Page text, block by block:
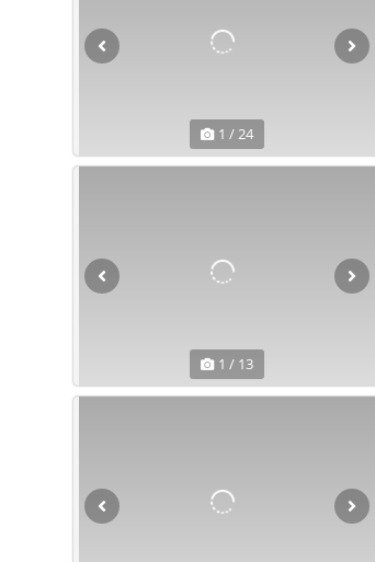
1 / 24
1 / 13